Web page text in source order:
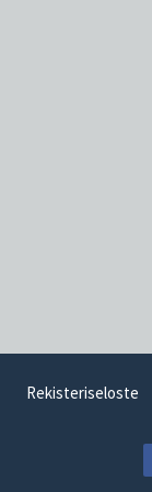
Rekisteriseloste